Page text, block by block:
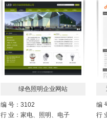
绿色照明企业网站
编 号：3102
行 业：家电、照明、电子
编
行